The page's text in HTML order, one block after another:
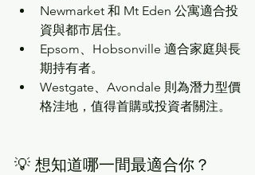
Newmarket 和 Mt Eden 公寓適合投
資與都市居住。
Epsom、Hobsonville 適合家庭與長
期持有者。
Westgate、Avondale 則為潛力型價
格洼地，值得首購或投資者關注。
💡 想知道哪一間最適合你？